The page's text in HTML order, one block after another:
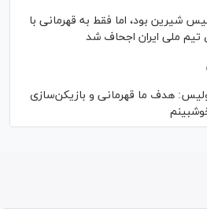
شیرین بود، اما فقط به قهرمانی با
تیم ملی ایران اجحاف شد
هدف ما قهرمانی و بازیکن‌سازی